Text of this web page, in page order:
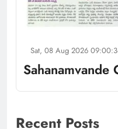
Sat, 08 Aug 2026
Sahanamvande
Recent Posts